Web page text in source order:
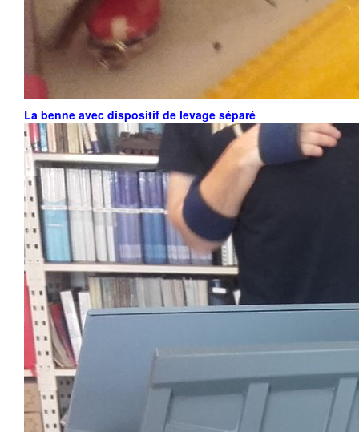
La benne avec dispositif de levage séparé